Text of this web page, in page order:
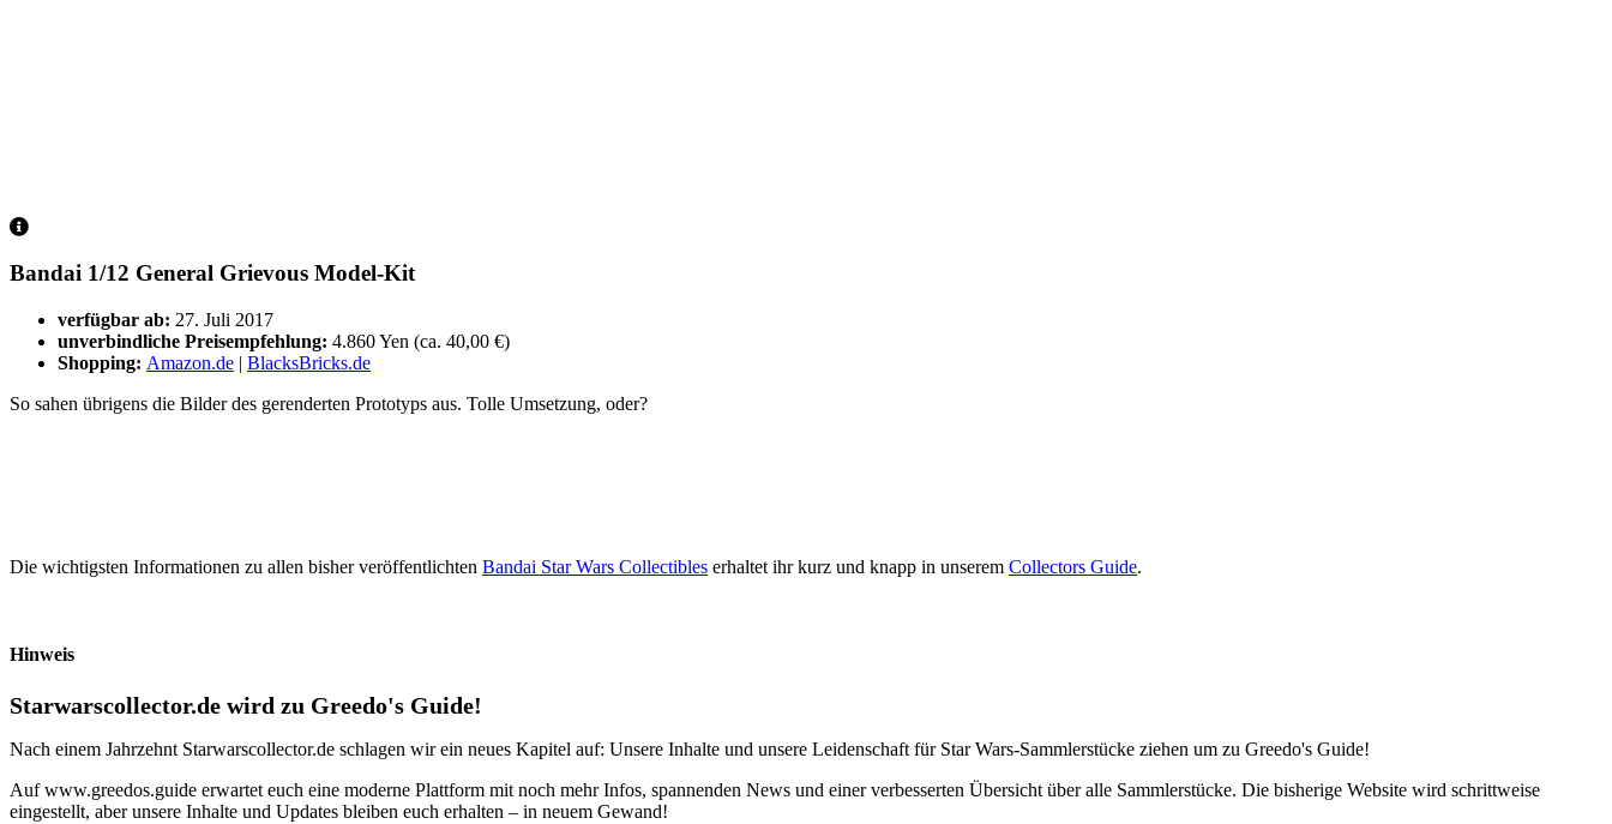
Bandai 1/12 General Grievous Model-Kit
verfügbar ab: 27. Juli 2017
unverbindliche Preisempfehlung: 4.860 Yen (ca. 40,00 €)
Shopping: Amazon.de | BlacksBricks.de
So sahen übrigens die Bilder des gerenderten Prototyps aus. Tolle Umsetzung, oder?
Die wichtigsten Informationen zu allen bisher veröffentlichten Bandai Star Wars Collectibles erhaltet ihr kurz und knapp in unserem Collectors Guide.
Hinweis
Starwarscollector.de wird zu Greedo's Guide!
Nach einem Jahrzehnt Starwarscollector.de schlagen wir ein neues Kapitel auf: Unsere Inhalte und unsere Leidenschaft für Star Wars-Sammlerstücke ziehen um zu Greedo's Guide!
Auf www.greedos.guide erwartet euch eine moderne Plattform mit noch mehr Infos, spannenden News und einer verbesserten Übersicht über alle Sammlerstücke. Die bisherige Website wird schrittweise
eingestellt, aber unsere Inhalte und Updates bleiben euch erhalten – in neuem Gewand!